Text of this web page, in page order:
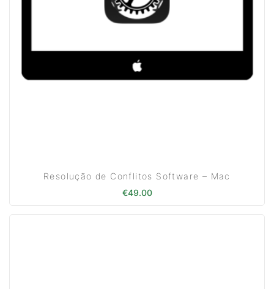
Resolução de Conflitos Software – Mac
€49.00